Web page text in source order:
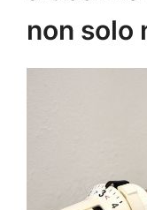
non solo